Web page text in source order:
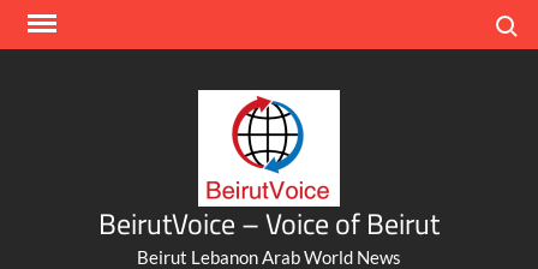
Skip
BeirutVoice – Voice of Beirut
Beirut Lebanon Arab World News